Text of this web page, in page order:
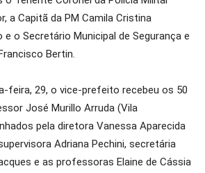
a Capitã da PM Camila Cristina
e o Secretário Municipal de Segurança e
Bertin.
feira, 29, o vice-prefeito recebeu os 50
José Murillo Arruda (Vila
pela diretora Vanessa Aparecida
Adriana Pechini, secretária
e as professoras Elaine de Cássia